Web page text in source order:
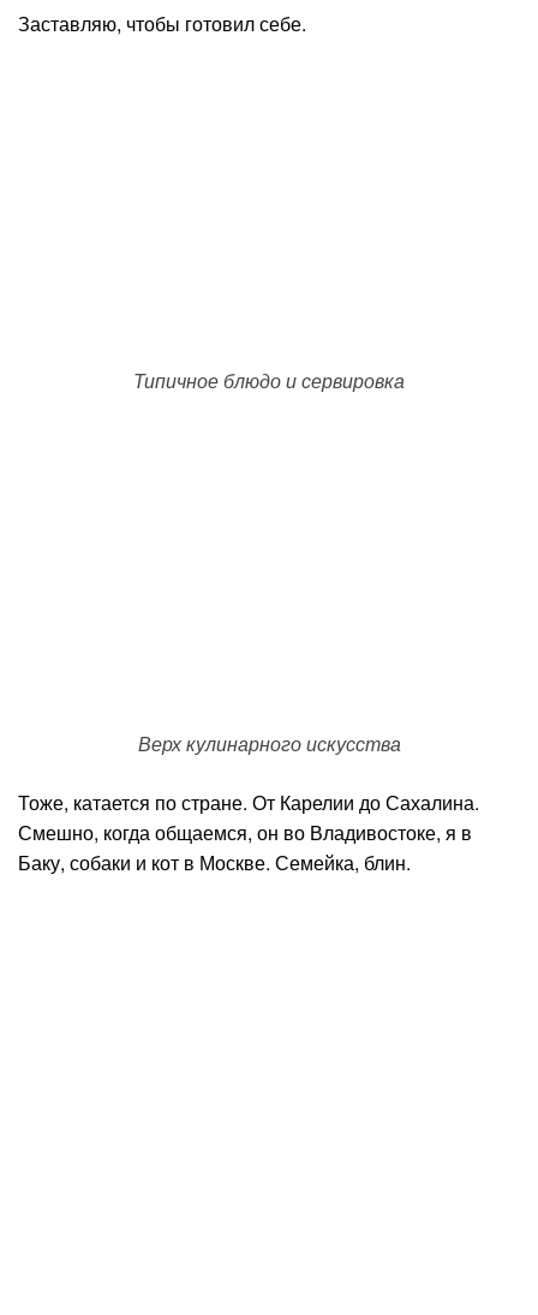
Заставляю, чтобы готовил себе.
Типичное блюдо и сервировка
Верх кулинарного искусства
Тоже, катается по стране. От Карелии до Сахалина.
Смешно, когда общаемся, он во Владивостоке, я в
Баку, собаки и кот в Москве. Семейка, блин.